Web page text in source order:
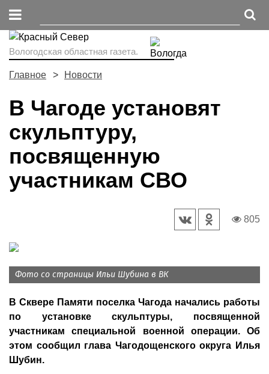
Вологодская областная газета.
Главное Новости
В Чагоде установят
скульптуру,
посвященную
участникам СВО
805
Фото со страницы Ильи Шубина в ВК
В Сквере Памяти поселка Чагода начались работы
по установке скульптуры, посвященной
участникам специальной военной операции. Об
этом сообщил глава Чагодощенского округа Илья
Шубин.